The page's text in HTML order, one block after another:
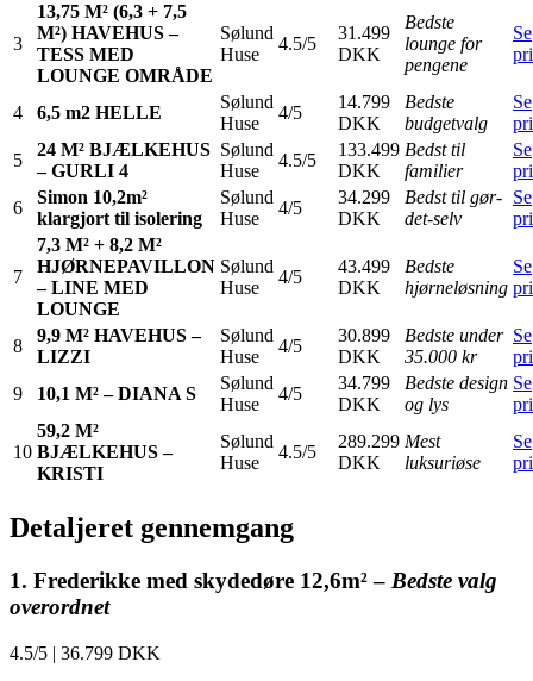
3
13,75 M² (6,3 + 7,5
M²) HAVEHUS –
TESS MED
LOUNGE OMRÅDE
Sølund
Huse
4.5/5
31.499
DKK
Bedste
lounge for
pengene
Se
4 6,5 m2 HELLE
Sølund
Huse
4/5
14.799
DKK
Bedste
budgetvalg
Se
5
24 M² BJÆLKEHUS
– GURLI 4
Sølund
Huse
4.5/5
133.499
DKK
Bedst til
familier
Se
6
Simon 10,2m²
klargjort til isolering
Sølund
Huse
4/5
34.299
DKK
Bedst til gør-
det-selv
Se
7
7,3 M² + 8,2 M²
HJØRNEPAVILLON
– LINE MED
LOUNGE
Sølund
Huse
4/5
43.499
DKK
Bedste
hjørneløsning
Se
8
9,9 M² HAVEHUS –
LIZZI
Sølund
Huse
4/5
30.899
DKK
Bedste under
35.000 kr
Se
9
10,1 M² – DIANA S
Sølund
Huse
4/5
34.799
DKK
Bedste design
og lys
Se
10
59,2 M²
BJÆLKEHUS –
KRISTI
Sølund
Huse
4.5/5
289.299
DKK
Mest
luksuriøse
Se
Detaljeret gennemgang
1. Frederikke med skydedøre 12,6m² – Bedste valg
overordnet
4.5/5 | 36.799 DKK